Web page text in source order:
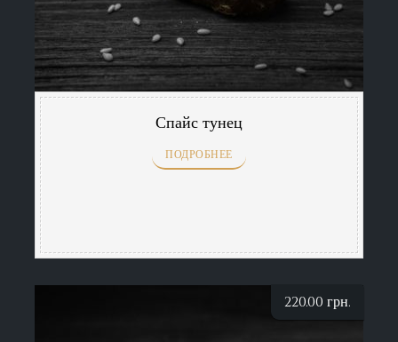
Спайс тунец
ПОДРОБНЕЕ
220.00 грн.